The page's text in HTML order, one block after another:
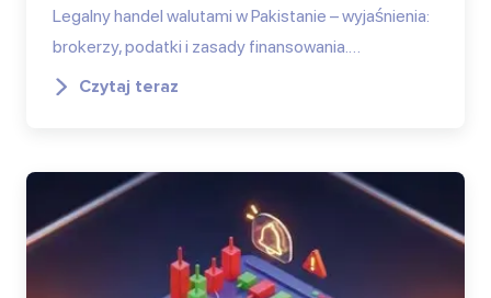
Legalny handel walutami w Pakistanie – wyjaśnienia:
brokerzy, podatki i zasady finansowania.…
Czytaj teraz